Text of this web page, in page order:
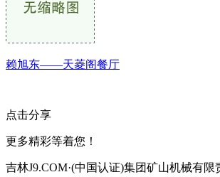
赖旭东——天菱阁餐厅
点击分享
更多精彩等着您！
吉林J9.COM·(中国认证)集团矿山机械有限